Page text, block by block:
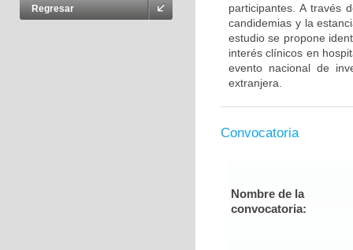
Regresar
participantes. A través
candidemias y la
estudio se propone
interés clínicos en
evento nacional de
extranjera.
Convocatoria
Nombre de la
convocatoria: